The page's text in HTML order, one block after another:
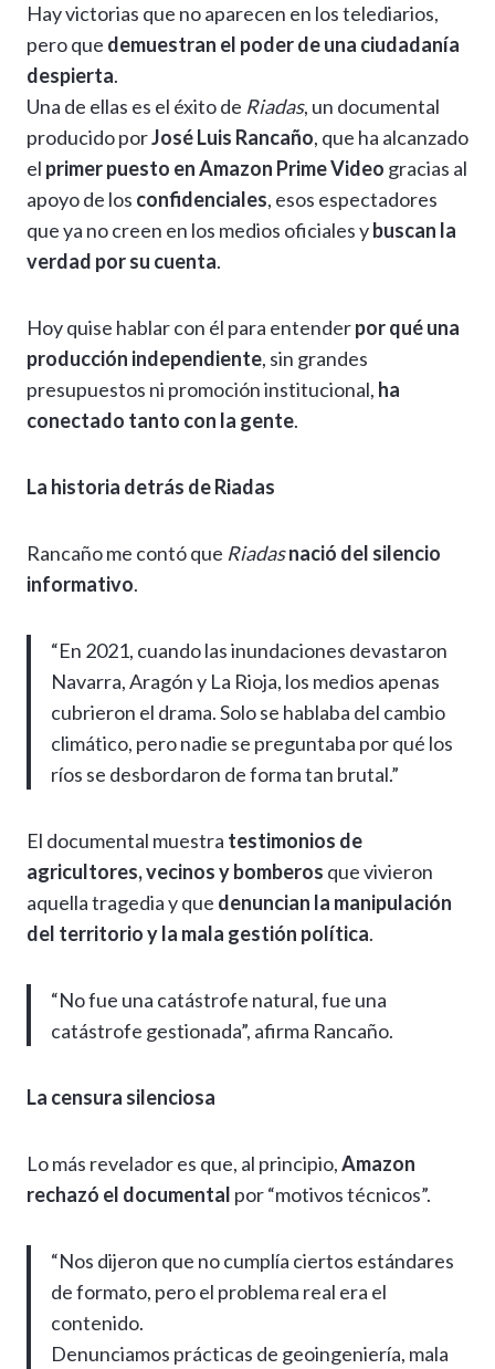
at
s
A
p
p
e
gr
a
m
e
b
o
o
k
ke
dI
n
se
n
g
er
ai
l
p
y
Li
n
k
m
p
ar
ti
r
Hay victorias que no aparecen en los telediarios,
pero que demuestran el poder de una ciudadanía
despierta.
Una de ellas es el éxito de Riadas, un documental
producido porJosé Luis Rancaño, que ha alcanzado
el primer puesto en Amazon Prime Video gracias al
apoyo de los confidenciales, esos espectadores
que ya no creen en los medios oficiales ybuscan la
verdad por su cuenta.
Hoy quise hablar con él para entenderpor qué una
producción independiente, sin grandes
presupuestos ni promoción institucional, ha
conectado tanto con la gente.
La historia detrás de Riadas
Rancaño me contó que Riadasnació del silencio
informativo.
“En 2021, cuando las inundaciones devastaron
Navarra, Aragón y La Rioja, los medios apenas
cubrieron el drama. Solo se hablaba del cambio
climático, pero nadie se preguntaba por qué los
ríos se desbordaron de forma tan brutal.”
El documental muestra testimonios de
agricultores, vecinos y bomberos que vivieron
aquella tragedia y que denuncian la manipulación
del territorio y la mala gestión política.
“No fue una catástrofe natural, fue una
catástrofe gestionada”, afirma Rancaño.
La censura silenciosa
Lo más revelador es que, al principio,Amazon
rechazó el documental por “motivos técnicos”.
“Nos dijeron que no cumplía ciertos estándares
de formato, pero el problema real era el
contenido.
Denunciamos prácticas de geoingeniería, mala